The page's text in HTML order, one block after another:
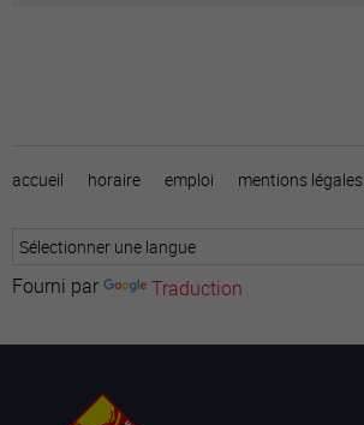
accueil horaire emploi mentions légales
Fourni par Traduction